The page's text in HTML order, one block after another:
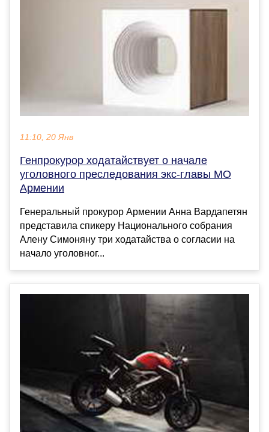
11:10, 20 Янв
Генпрокурор ходатайствует о начале
уголовного преследования экс-главы МО
Армении
Генеральный прокурор Армении Анна Вардапетян
представила спикеру Национального собрания
Алену Симоняну три ходатайства о согласии на
начало уголовног...